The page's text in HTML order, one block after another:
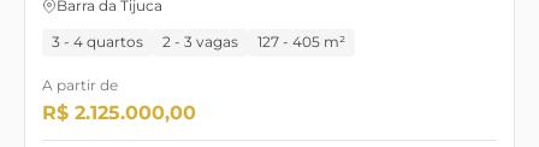
Barra da Tijuca
3 - 4 quartos 2 - 3 vagas 127 - 405 m²
A partir de
R$ 2.125.000,00